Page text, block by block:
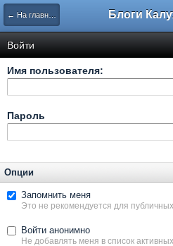
← На главную
Войти
Имя пользователя:
Пароль
Опции
Запомнить меня
Это не рекомендуется для
Войти анонимно
Не добавлять меня в список